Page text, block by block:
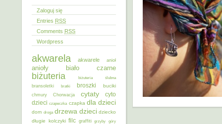
Zaloguj się
Entries RSS
Comments RSS
Wordpress
akwarela akwarele anioł
anioły biało czarne
biżuteria
biżuteria ślubna
bransoletki
bratki broszki buciki
chmury Chorwacja cytaty
cyto
dzieci czapeczka czapka dla dzieci
dom droga drzewa dzieci dziecko
długie kolczyki filc graffiti grzyby góry